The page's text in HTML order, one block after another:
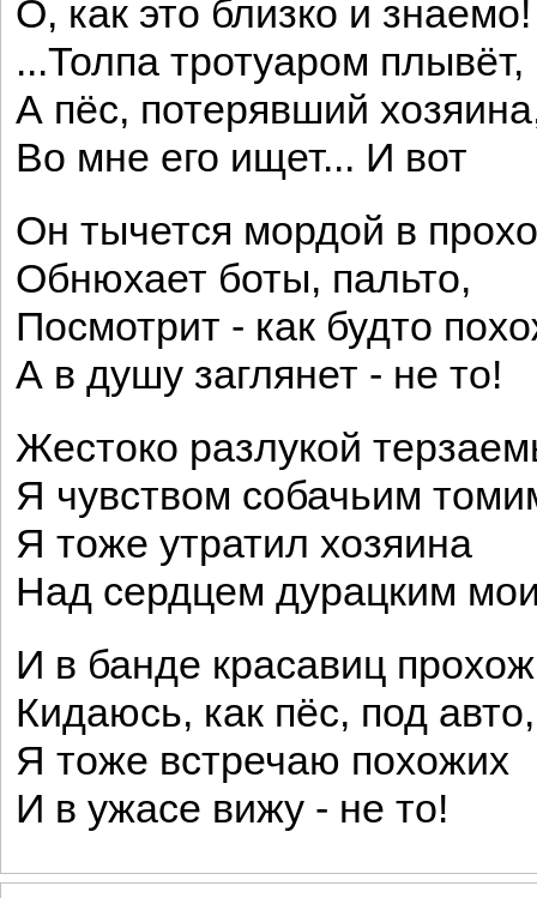
О, как это близко и знаемо!
...Толпа тротуаром плывёт,
А пёс, потерявший
Во мне его ищет... И вот
Он тычется мордой в
Обнюхает боты, пальто,
Посмотрит - как будто
А в душу заглянет - не то!
Жестоко разлукой
Я чувством собачьим
Я тоже утратил хозяина
Над сердцем дурацким
И в банде красавиц
Кидаюсь, как пёс, под авто,
Я тоже встречаю похожих
И в ужасе вижу - не то!